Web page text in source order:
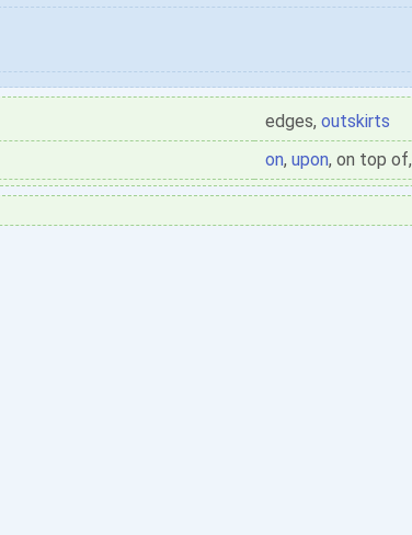
edges, outskirts
on, upon, on top of,